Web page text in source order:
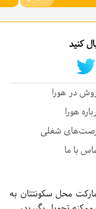
کنید
در هورا
هورا
شغلی
با ما
محل سکونتتان به